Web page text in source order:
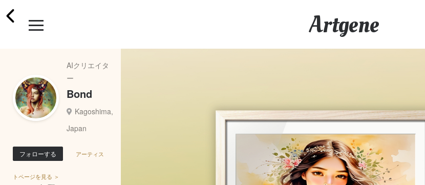
Artgene
AIクリエイタ
ー
Bond
Kagoshima,
Japan
フォローする アーティス
トページを見る ＞